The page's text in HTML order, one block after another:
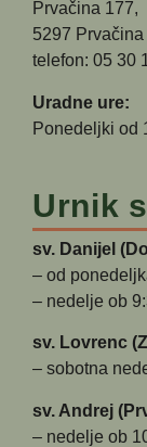
Prvačina 177,
5297 Prvačina
telefon: 05 30
Uradne ure:
Ponedeljki od
Urnik
sv. Danijel
– od
– nedelje ob
sv. Lovrenc
– sobotna
sv. Andrej
– nedelje ob